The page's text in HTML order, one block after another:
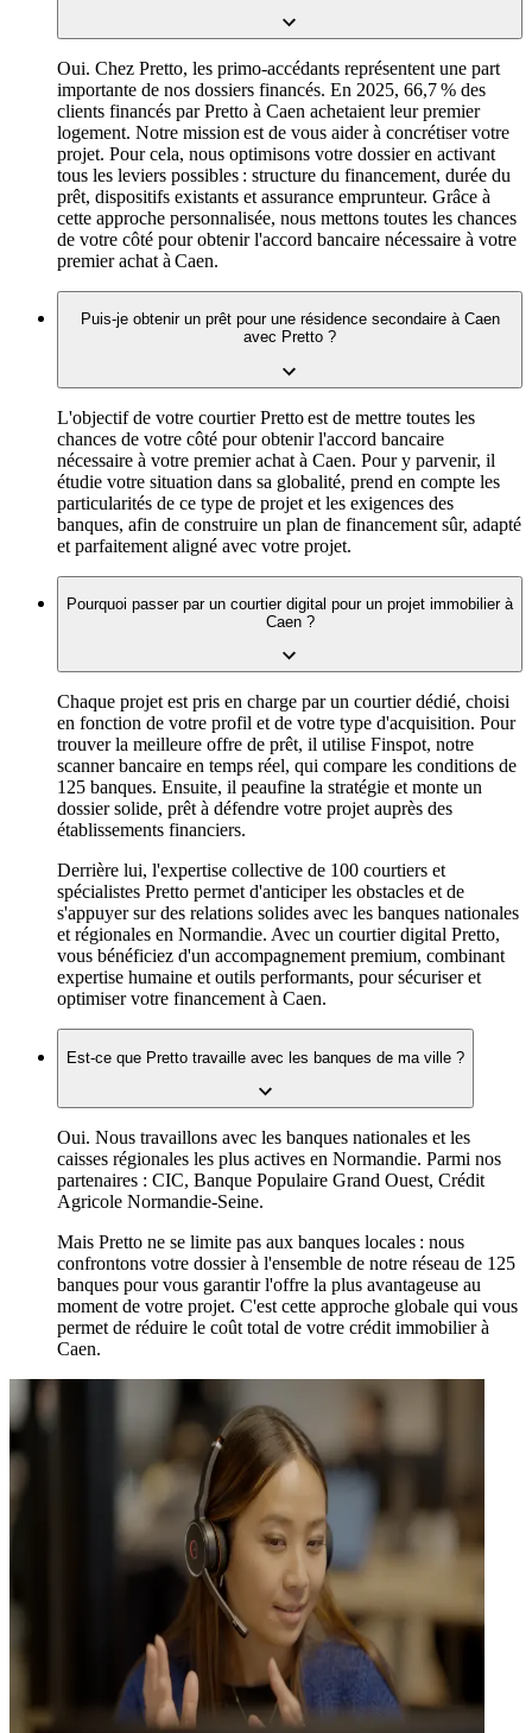
Oui. Chez Pretto, les primo-accédants représentent une part
importante de nos dossiers financés. En 2025, 66,7 % des
clients financés par Pretto à Caen achetaient leur premier
logement. Notre mission est de vous aider à concrétiser votre
projet. Pour cela, nous optimisons votre dossier en activant
tous les leviers possibles : structure du financement, durée du
prêt, dispositifs existants et assurance emprunteur. Grâce à
cette approche personnalisée, nous mettons toutes les chances
de votre côté pour obtenir l'accord bancaire nécessaire à votre
premier achat à Caen.
Puis-je obtenir un prêt pour une résidence secondaire à Caen
avec Pretto ?
L'objectif de votre courtier Pretto est de mettre toutes les
chances de votre côté pour obtenir l'accord bancaire
nécessaire à votre premier achat à Caen. Pour y parvenir, il
étudie votre situation dans sa globalité, prend en compte les
particularités de ce type de projet et les exigences des
banques, afin de construire un plan de financement sûr, adapté
et parfaitement aligné avec votre projet.
Pourquoi passer par un courtier digital pour un projet immobilier à
Caen ?
Chaque projet est pris en charge par un courtier dédié, choisi
en fonction de votre profil et de votre type d'acquisition. Pour
trouver la meilleure offre de prêt, il utilise Finspot, notre
scanner bancaire en temps réel, qui compare les conditions de
125 banques. Ensuite, il peaufine la stratégie et monte un
dossier solide, prêt à défendre votre projet auprès des
établissements financiers.
Derrière lui, l'expertise collective de 100 courtiers et
spécialistes Pretto permet d'anticiper les obstacles et de
s'appuyer sur des relations solides avec les banques nationales
et régionales en Normandie. Avec un courtier digital Pretto,
vous bénéficiez d'un accompagnement premium, combinant
expertise humaine et outils performants, pour sécuriser et
optimiser votre financement à Caen.
Est-ce que Pretto travaille avec les banques de ma ville ?
Oui. Nous travaillons avec les banques nationales et les
caisses régionales les plus actives en Normandie. Parmi nos
partenaires : CIC, Banque Populaire Grand Ouest, Crédit
Agricole Normandie-Seine.
Mais Pretto ne se limite pas aux banques locales : nous
confrontons votre dossier à l'ensemble de notre réseau de 125
banques pour vous garantir l'offre la plus avantageuse au
moment de votre projet. C'est cette approche globale qui vous
permet de réduire le coût total de votre crédit immobilier à
Caen.